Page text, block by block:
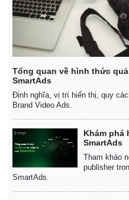
Tổng quan về hình thức
SmartAds
Định nghĩa, vị trí hiển thị, quy
Brand Video Ads.
Khám phá
SmartAds
Tham khảo
publisher
SmartAds.